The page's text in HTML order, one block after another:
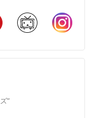
YouTube ニコニコ動画